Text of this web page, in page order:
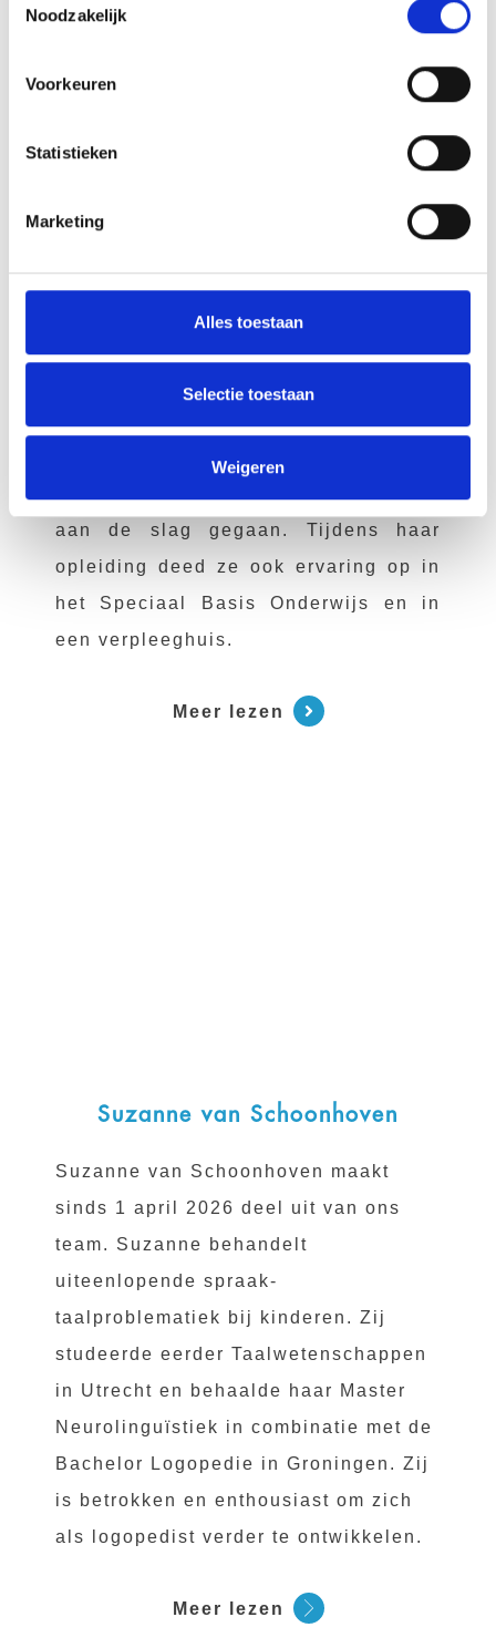
Noodzakelijk
Voorkeuren
Statistieken
Marketing
Alles toestaan
Selectie toestaan
Weigeren
Rebekka Riedeman
stage in onze praktijk. Na haar
aan de slag gegaan. Tijdens haar
opleiding deed ze ook ervaring op in
het Speciaal Basis Onderwijs en in
een verpleeghuis.
Meer lezen
Suzanne van Schoonhoven
Suzanne van Schoonhoven maakt
sinds 1 april 2026 deel uit van ons
team. Suzanne behandelt
uiteenlopende spraak-
taalproblematiek bij kinderen. Zij
studeerde eerder Taalwetenschappen
in Utrecht en behaalde haar Master
Neurolinguïstiek in combinatie met de
Bachelor Logopedie in Groningen. Zij
is betrokken en enthousiast om zich
als logopedist verder te ontwikkelen.
Meer lezen